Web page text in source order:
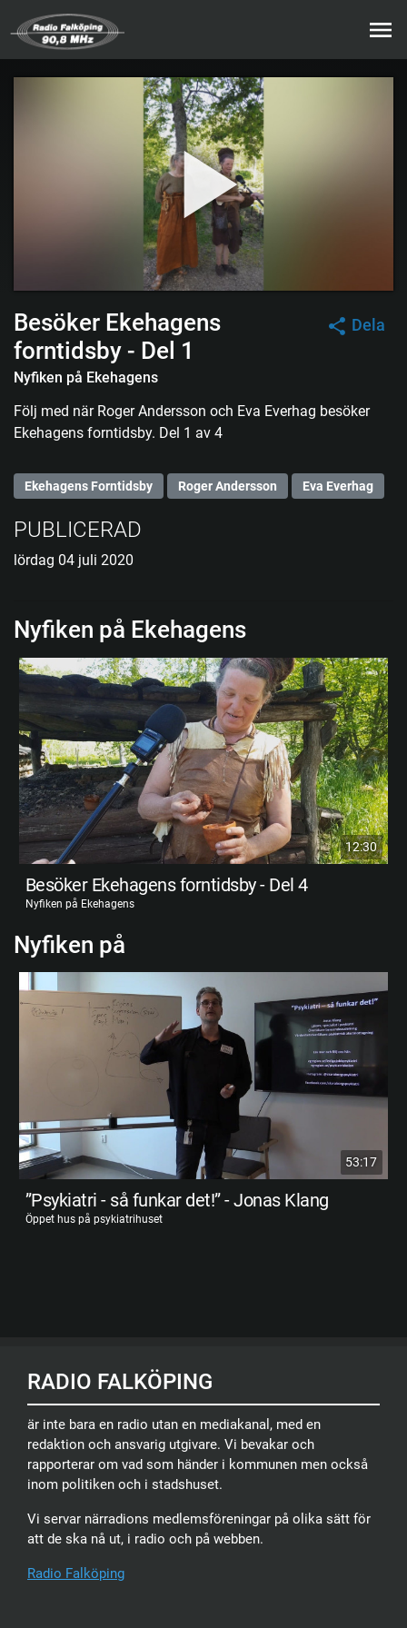
Dela
Besöker Ekehagens
forntidsby - Del 1
Nyfiken på Ekehagens
Följ med när Roger Andersson och Eva Everhag besöker
Ekehagens forntidsby. Del 1 av 4
Ekehagens Forntidsby Roger Andersson Eva Everhag
PUBLICERAD
lördag 04 juli 2020
Nyfiken på Ekehagens
12:30
Besöker Ekehagens forntidsby - Del 4
Nyfiken på Ekehagens
Nyfiken på
53:17
”Psykiatri - så funkar det!” - Jonas Klang
Öppet hus på psykiatrihuset
RADIO FALKÖPING
är inte bara en radio utan en mediakanal, med en
redaktion och ansvarig utgivare. Vi bevakar och
rapporterar om vad som händer i kommunen men också
inom politiken och i stadshuset.
Vi servar närradions medlemsföreningar på olika sätt för
att de ska nå ut, i radio och på webben.
Radio Falköping